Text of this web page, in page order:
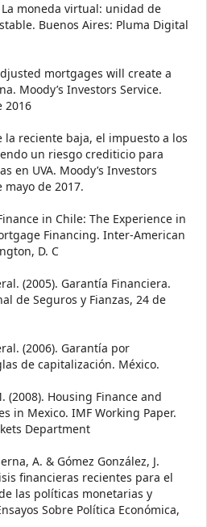
La moneda virtual: unidad de
Buenos Aires: Pluma Digital
mortgages will create a
Moody’s Investors Service.
2016
la reciente baja, el impuesto a los
un riesgo crediticio para
en UVA. Moody’s Investors
mayo de 2017.
in Chile: The Experience in
Financing. Inter-American
D. C
(2005). Garantía Financiera.
de Seguros y Fianzas, 24 de
(2006). Garantía por
de capitalización. México.
(2008). Housing Finance and
in Mexico. IMF Working Paper.
Department
A. & Gómez González, J.
financieras recientes para el
las políticas monetarias y
Sobre Política Económica,